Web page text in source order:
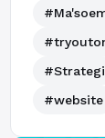
#Strategi
#website